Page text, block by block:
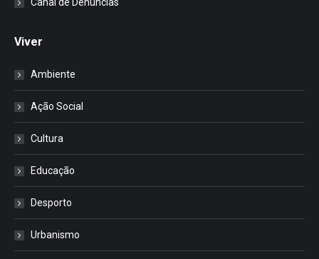
Canal de Denúncias
Viver
Ambiente
Ação Social
Cultura
Educação
Desporto
Urbanismo